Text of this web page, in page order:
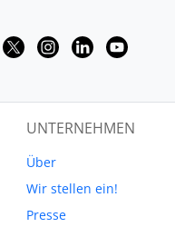
UNTERNEHMEN
Über
Wir stellen ein!
Presse